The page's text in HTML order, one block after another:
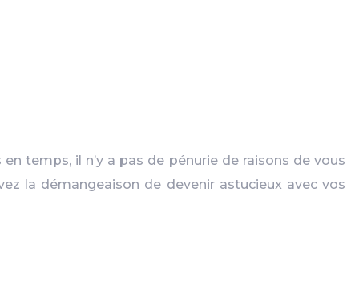
temps, il n’y a pas de pénurie de raisons de vous
la démangeaison de devenir astucieux avec vos